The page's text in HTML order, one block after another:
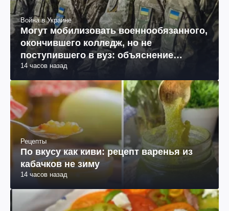
Война в Украине
Могут мобилизовать военнообязанного,
окончившего колледж, но не
поступившего в вуз: объяснение
юриста
14 часов назад
Рецепты
По вкусу как киви: рецепт варенья из
кабачков не зиму
14 часов назад